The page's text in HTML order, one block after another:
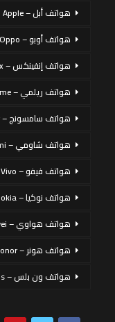
هواتف أبل – Apple
هواتف أوبو – Oppo
هواتف إنفينكس – Infinix
هواتف ريلمي – Realme
هواتف سامسونج – Samsung
هواتف شاومي – Xiaomi
هواتف فيفو – Vivo
هواتف نوكيا – Nokia
هواتف هواوي – Huawei
هواتف هونر – honor
هواتف ون بلس – OnePlus